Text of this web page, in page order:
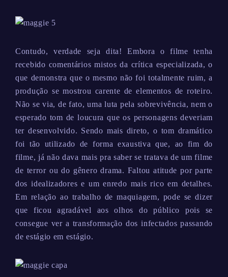
Contudo, verdade seja dita! Embora o filme tenha
recebido comentários mistos da crítica especializada, o
que demonstra que o mesmo não foi totalmente ruim, a
produção se mostrou carente de elementos de roteiro.
Não se via, de fato, uma luta pela sobrevivência, nem o
esperado tom de loucura que os personagens deveriam
ter desenvolvido. Sendo mais direto, o tom dramático
foi tão utilizado de forma exaustiva que, ao fim do
filme, já não dava mais pra saber se tratava de um filme
de terror ou do gênero drama. Faltou atitude por parte
dos idealizadores e um enredo mais rico em detalhes.
Em relação ao trabalho de maquiagem, pode se dizer
que ficou agradável aos olhos do público pois se
consegue ver a transformação dos infectados passando
de estágio em estágio.